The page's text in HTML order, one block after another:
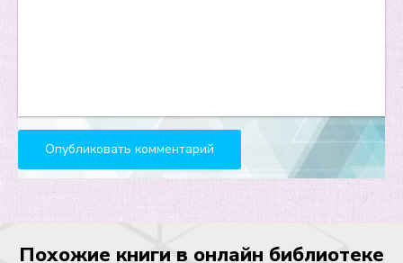
Похожие книги в онлайн библиотеке